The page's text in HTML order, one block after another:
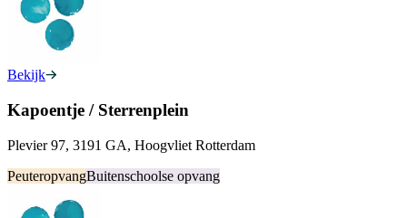
Bekijk
Kapoentje / Sterrenplein
Plevier 97, 3191 GA, Hoogvliet Rotterdam
PeuteropvangBuitenschoolse opvang